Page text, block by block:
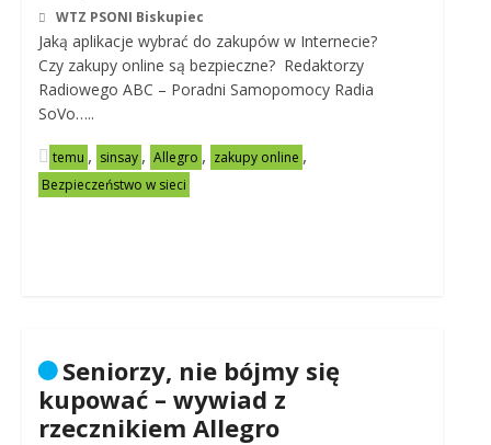
WTZ PSONI Biskupiec
Jaką aplikacje wybrać do zakupów w Internecie?
Czy zakupy online są bezpieczne? Redaktorzy
Radiowego ABC – Poradni Samopomocy Radia
SoVo…..
temu , sinsay , Allegro , zakupy online ,
Bezpieczeństwo w sieci
Seniorzy, nie bójmy się
kupować – wywiad z
rzecznikiem Allegro